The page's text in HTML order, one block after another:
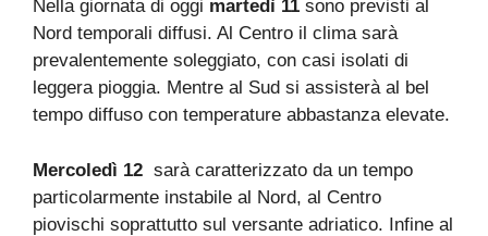
Nella giornata di oggi martedì 11 sono previsti al
Nord temporali diffusi. Al Centro il clima sarà
prevalentemente soleggiato, con casi isolati di
leggera pioggia. Mentre al Sud si assisterà al bel
tempo diffuso con temperature abbastanza elevate.
Mercoledì 12 sarà caratterizzato da un tempo
particolarmente instabile al Nord, al Centro
piovischi soprattutto sul versante adriatico. Infine al